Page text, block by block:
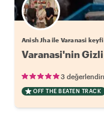
Anish Jha ile Varanasi
Varanasi'nin Gizli
3
OFF THE BEATEN TRACK